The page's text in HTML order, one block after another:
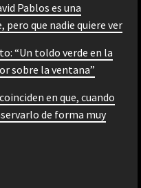
Pablos es una
pero que nadie quiere ver
“Un toldo verde en la
sobre la ventana”
en que, cuando
de forma muy